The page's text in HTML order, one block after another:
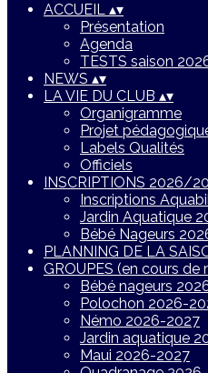
ACCUEIL ▴▾
Présentation
Agenda
TESTS saison
NEWS ▴▾
LA VIE DU CLUB ▴▾
Organigramme
Projet
Labels Qualités
Officiels
INSCRIPTIONS 2026/
Inscriptions
Jardin Aquatique
Bébé Nageurs
PLANNING DE LA
GROUPES (en cours de
Bébé nageurs
Polochon 2026-
Némo 2026-2027
Jardin aquatique
Maui 2026-2027